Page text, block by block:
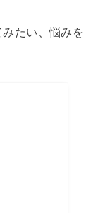
たい、悩みを